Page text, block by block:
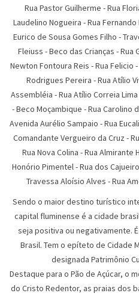
Rua Pastor Guilherme -Rua
Laudelino Nogueira -Rua
Eurico de Sousa Gomes Filho -
Fleiuss -Beco das Crianças -Rua
Newton Fontoura Reis -Rua Felicio -
Rodrigues Pereira -Rua Atí­lio
Assembléia -Rua Atílio Correia Lima
-Beco Moçambique -Rua Carolino
Avenida Aurélio Sampaio -Rua
Comandante Vergueiro da Cruz -
Rua Nova Colina -Rua Almirante
Honório Pimentel-Rua dos
Travessa Aloísio Alves -Rua
Sendo o maior destino turístico
capital fluminense é a cidade
seja positiva ou negativamente.
Brasil. Tem o epíteto de Cidade
designada Patrimônio
Destaque para o Pão de Açúcar, o
do Cristo Redentor, as praias dos